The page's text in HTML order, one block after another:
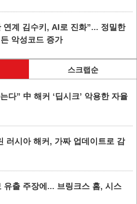
연계 김수키, AI로 진화”... 정밀한
악성코드 증가
스크랩순
다” 中 해커 ‘딥시크’ 악용한 자율
러시아 해커, 가짜 업데이트로 감
유출 주장에... 브링크스 홈, 시스